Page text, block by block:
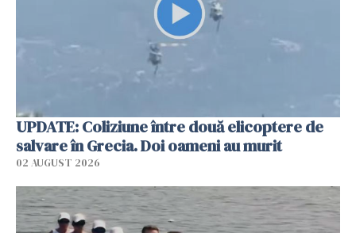
UPDATE: Coliziune între două elicoptere de
salvare în Grecia. Doi oameni au murit
02 AUGUST 2026